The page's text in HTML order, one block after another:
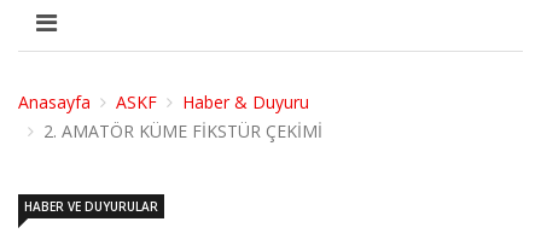
Anasayfa ASKF
Haber & Duyuru
2. AMATÖR KÜME FİKSTÜR ÇEKİMİ
HABER VE DUYURULAR